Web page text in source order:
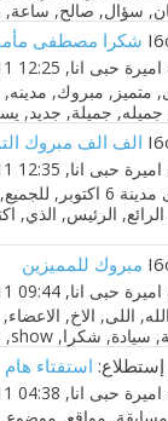
شكرا مصطفى
اميرة حبى انا‏, 10-05-2011 12:25 AM
الف الف مبروك
اميرة حبى انا‏, 11-04-2011 12:35 AM
مبروك للمميزين
اميرة حبى انا‏, 06-03-2011 09:44 PM
إستطلاع: استفتاء
اميرة حبى انا‏, 23-02-2011 04:38 AM